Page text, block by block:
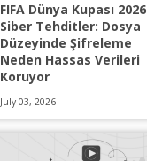
FIFA Dünya Kupası 2026
Siber Tehditler: Dosya
Düzeyinde Şifreleme
Neden Hassas Verileri
Koruyor
July 03, 2026